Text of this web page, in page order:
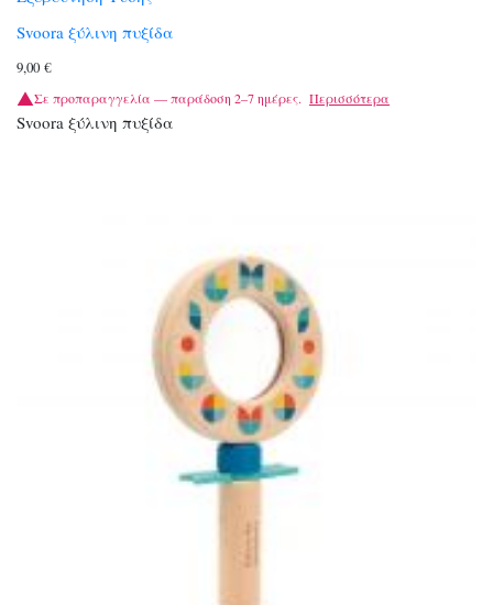
Svoora ξύλινη πυξίδα
9,00 €
Σε προπαραγγελία — παράδοση 2–7 ημέρες. Περισσότερα
Svoora ξύλινη πυξίδα